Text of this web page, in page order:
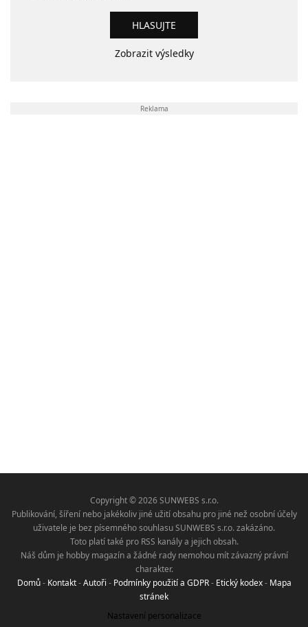
Zobrazit výsledky
Reklama
Copyright © 2026 SUNWEBS s.r.o.
Publikování, šíření nebo jakékoliv jiné užití obsahu pro jiné než osobní účely
uživatele je bez písemného souhlasu SUNWEBS s.r.o. zakázáno.
Toto platí také pro RSS kanály a jejich obsah.
Náš dům je hobby magazín a žádné rady nemohou mít závazný právní
charakter.
Domů- Kontakt-Autoři - Podmínky použití a GDPR- Etický kodex- Mapa
stránek
Nastavení personalizace